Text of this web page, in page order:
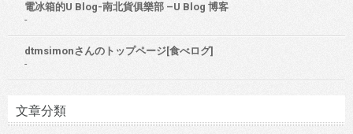
電冰箱的U Blog-南北貨俱樂部 –U Blog 博客
-
dtmsimonさんのトップページ[食べログ]
-
文章分類